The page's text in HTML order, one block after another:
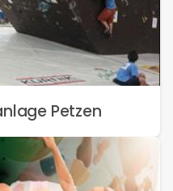
Petzen